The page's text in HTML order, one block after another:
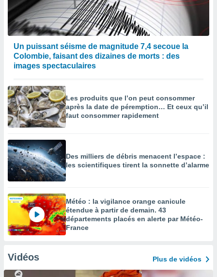
Un puissant séisme de magnitude 7,4 secoue la
Colombie, faisant des dizaines de morts : des
images spectaculaires
Les produits que l’on peut consommer
après la date de péremption… Et ceux qu’il
faut consommer rapidement
Des milliers de débris menacent l’espace :
les scientifiques tirent la sonnette d’alarme
Météo : la vigilance orange canicule
étendue à partir de demain. 43
départements placés en alerte par Météo-
France
Vidéos Plus de vidéos